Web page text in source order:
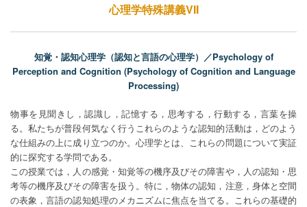
心理学特殊講義VII
知覚・認知心理学（認知と言語の心理学）／Psychology of
Perception and Cognition (Psychology of Cognition and Language
Processing)
物事を見聞きし，認識し，記憶する，思考する，行動する，言葉を操
る。私たちが普段何気なく行うこれらのような認知的活動は，どのよう
な仕組みの上に成り立つのか。心理学とは、これらの問題について実証
的に探究する学問である。
この授業では，人の感覚・知覚等の機序及びその障害や，人の認知・思
考等の機序及びその障害を扱う。特に，物体の認知，注意，身体と空間
の表象，言語の認知処理のメカニズムに焦点を当てる。これらの基礎的